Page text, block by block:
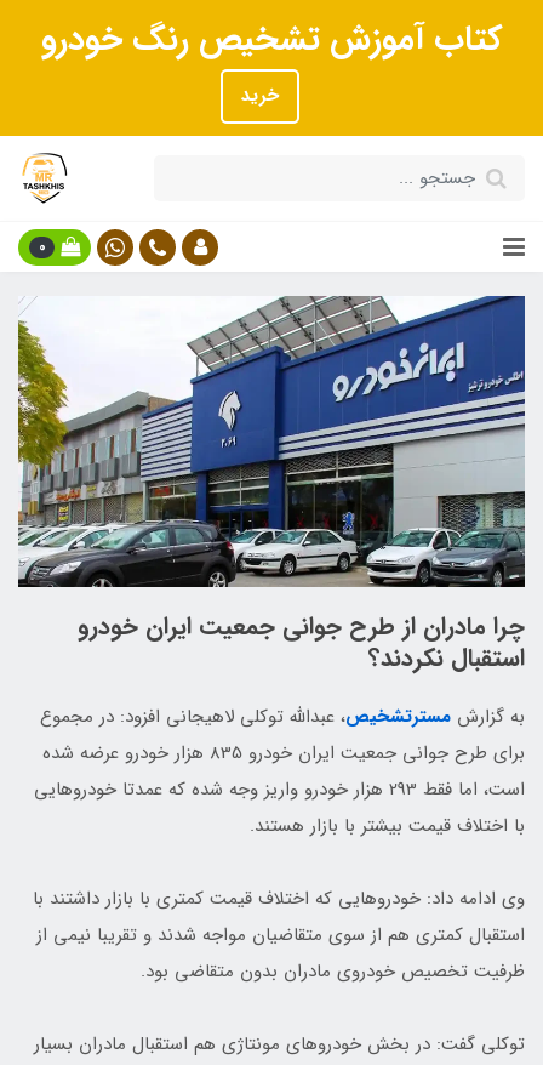
کتاب آموزش تشخیص رنگ خودرو
خرید
0
چرا مادران از طرح جوانی جمعیت ایران خودرو
استقبال نکردند؟
به گزارش مسترتشخیص، عبدالله توکلی لاهیجانی افزود: در مجموع
برای طرح جوانی جمعیت ایران خودرو 835 هزار خودرو عرضه شده
است، اما فقط 293 هزار خودرو واریز وجه شده که عمدتا خودرو‌هایی
با اختلاف قیمت بیشتر با بازار هستند.
وی ادامه داد: خودرو‌هایی که اختلاف قیمت کمتری با بازار داشتند با
استقبال کمتری هم از سوی متقاضیان مواجه شدند و تقریبا نیمی از
ظرفیت تخصیص خودروی مادران بدون متقاضی بود.
توکلی گفت: در بخش خودرو‌های مونتاژی هم استقبال مادران بسیار